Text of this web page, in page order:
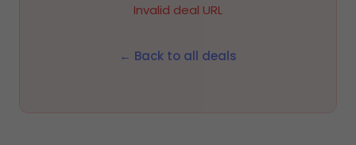
Invalid deal URL
← Back to all deals